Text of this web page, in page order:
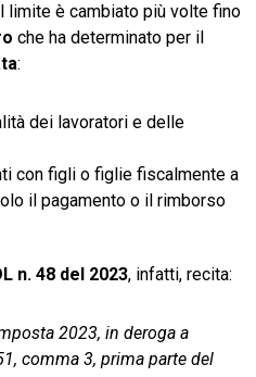
limite è cambiato più volte fino
che ha determinato per il
:
dei lavoratori e delle
con figli o figlie fiscalmente a
il pagamento o il rimborso
n. 48 del 2023, infatti, recita:
2023, in deroga a
comma 3, prima parte del